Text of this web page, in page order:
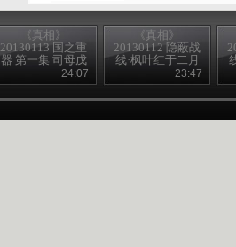
《真相》
20130113 国之重
器 第一集 司母戊
大方鼎 （上）
24:07
《真相》
20130112 隐蔽战
线·枫叶红于二月
23:47